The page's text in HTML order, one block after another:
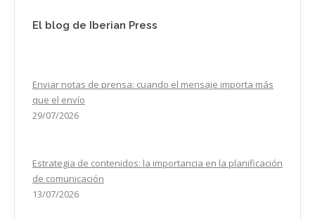
El blog de Iberian Press
Enviar notas de prensa: cuando el mensaje importa más
que el envío
29/07/2026
Estrategia de contenidos: la importancia en la planificación
de comunicación
13/07/2026